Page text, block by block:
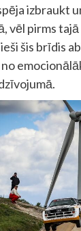
izbraukt
vēl pirms
šis brīdis